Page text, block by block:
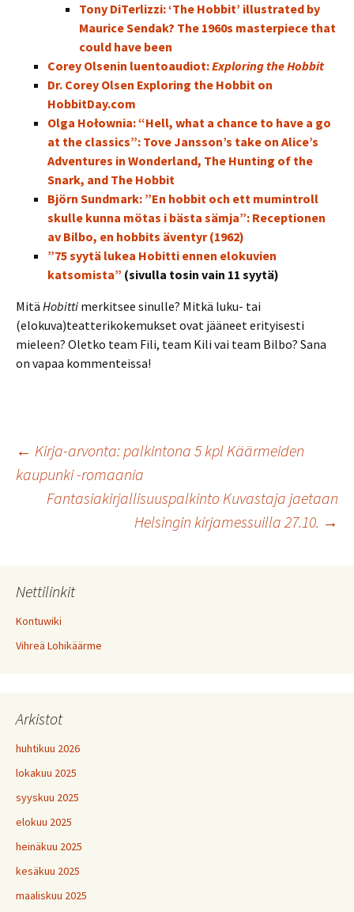
Tony DiTerlizzi: ‘The Hobbit’ illustrated by
Maurice Sendak? The 1960s masterpiece that
could have been
Corey Olsenin luentoaudiot:Exploring the Hobbit
Dr. Corey Olsen Exploring the Hobbit on
HobbitDay.com
Olga Hołownia: “Hell, what a chance to have a go
at the classics”: Tove Jansson’s take on Alice’s
Adventures in Wonderland, The Hunting of the
Snark, and The Hobbit
Björn Sundmark: ”En hobbit och ett mumintroll
skulle kunna mötas i bästa sämja”: Receptionen
av Bilbo, en hobbits äventyr (1962)
”75 syytä lukea Hobitti ennen elokuvien
katsomista” (sivulla tosin vain 11 syytä)
Mitä Hobitti merkitsee sinulle? Mitkä luku- tai
(elokuva)teatterikokemukset ovat jääneet erityisesti
mieleen? Oletko team Fili, team Kili vai team Bilbo? Sana
on vapaa kommenteissa!
Artikkelien
selaus
← Kirja-arvonta: palkintona 5 kpl Käärmeiden
kaupunki -romaania
Fantasiakirjallisuuspalkinto Kuvastaja jaetaan
Helsingin kirjamessuilla 27.10. →
Nettilinkit
Kontuwiki
Vihreä Lohikäärme
Arkistot
huhtikuu 2026
lokakuu 2025
syyskuu 2025
elokuu 2025
heinäkuu 2025
kesäkuu 2025
maaliskuu 2025